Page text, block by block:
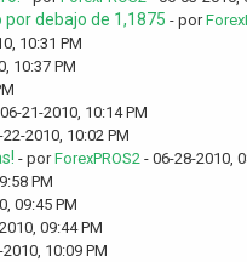
por debajo de 1,1875 - por
10:31 PM
10:37 PM
21-2010, 10:14 PM
2010, 10:02 PM
- porForexPROS2- 06-28-2010,
PM
09:45 PM
09:44 PM
10:09 PM